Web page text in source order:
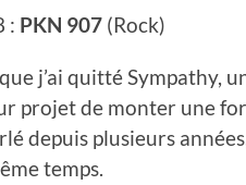
: PKN 907 (Rock)
j’ai quitté Sympathy,
projet de monter une
depuis plusieurs
temps.